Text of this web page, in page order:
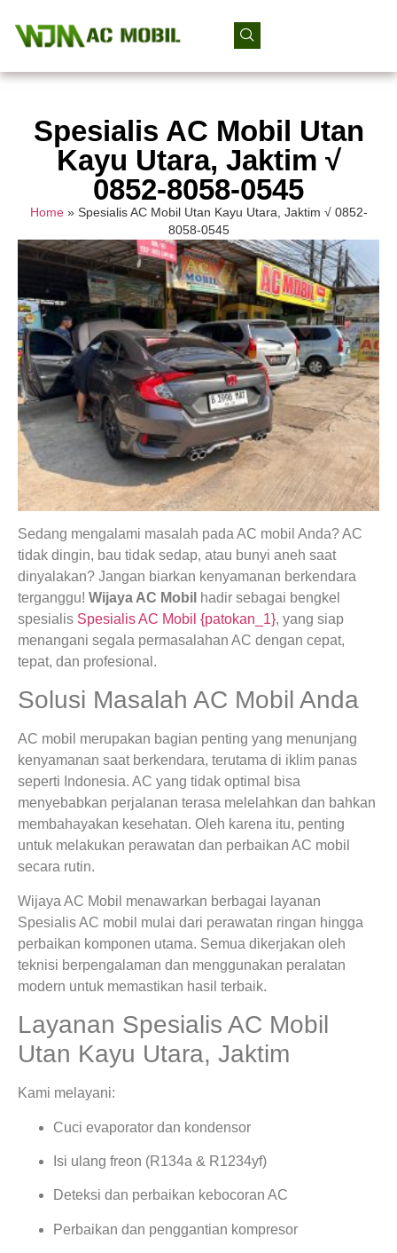
Spesialis AC Mobil Utan
Kayu Utara, Jaktim √
0852-8058-0545
Home» Spesialis AC Mobil Utan Kayu Utara, Jaktim √ 0852-
8058-0545
Sedang mengalami masalah pada AC mobil Anda? AC
tidak dingin, bau tidak sedap, atau bunyi aneh saat
dinyalakan? Jangan biarkan kenyamanan berkendara
terganggu! Wijaya AC Mobil hadir sebagai bengkel
spesialis Spesialis AC Mobil {patokan_1}, yang siap
menangani segala permasalahan AC dengan cepat,
tepat, dan profesional.
Solusi Masalah AC Mobil Anda
AC mobil merupakan bagian penting yang menunjang
kenyamanan saat berkendara, terutama di iklim panas
seperti Indonesia. AC yang tidak optimal bisa
menyebabkan perjalanan terasa melelahkan dan bahkan
membahayakan kesehatan. Oleh karena itu, penting
untuk melakukan perawatan dan perbaikan AC mobil
secara rutin.
Wijaya AC Mobil menawarkan berbagai layanan
Spesialis AC mobil mulai dari perawatan ringan hingga
perbaikan komponen utama. Semua dikerjakan oleh
teknisi berpengalaman dan menggunakan peralatan
modern untuk memastikan hasil terbaik.
Layanan Spesialis AC Mobil
Utan Kayu Utara, Jaktim
Kami melayani:
Cuci evaporator dan kondensor
Isi ulang freon (R134a & R1234yf)
Deteksi dan perbaikan kebocoran AC
Perbaikan dan penggantian kompresor